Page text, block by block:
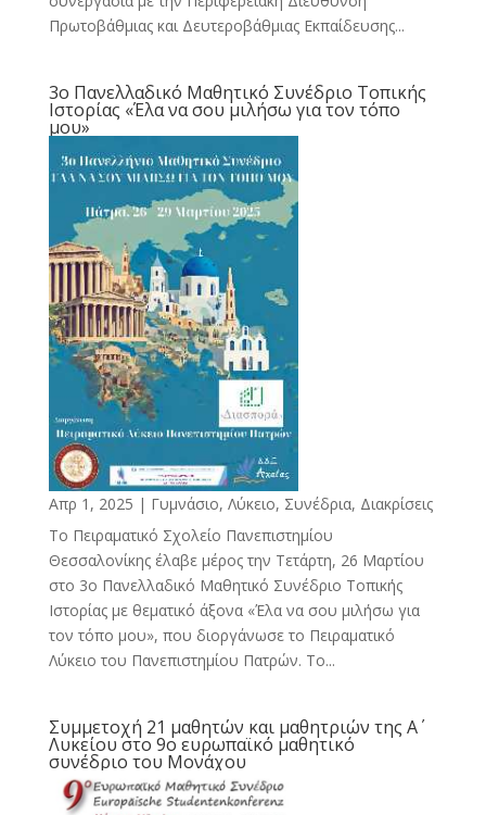
Πρωτοβάθμιας και Δευτεροβάθμιας Εκπαίδευσης...
3ο Πανελλαδικό Μαθητικό Συνέδριο Τοπικής
Ιστορίας «Έλα να σου μιλήσω για τον τόπο
μου»
Απρ 1, 2025 | Γυμνάσιο, Λύκειο, Συνέδρια, Διακρίσεις
Το Πειραματικό Σχολείο Πανεπιστημίου
Θεσσαλονίκης έλαβε μέρος την Τετάρτη, 26 Μαρτίου
στο 3ο Πανελλαδικό Μαθητικό Συνέδριο Τοπικής
Ιστορίας με θεματικό άξονα «Έλα να σου μιλήσω για
τον τόπο μου», που διοργάνωσε το Πειραματικό
Λύκειο του Πανεπιστημίου Πατρών. Το...
Συμμετοχή 21 μαθητών και μαθητριών της Α΄
Λυκείου στο 9ο ευρωπαϊκό μαθητικό
συνέδριο του Μονάχου